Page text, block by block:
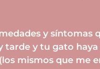
y síntomas
tarde y tu gato haya
mismos que me